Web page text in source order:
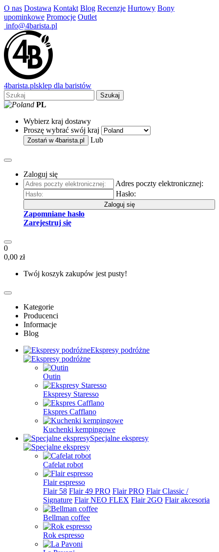
O nas Dostawa Kontakt Blog Recenzje Hurtowy Bony
upominkowe Promocje Outlet
info@4barista.pl
4barista.plsklep dla baristów
Szukaj
PL
Wybierz kraj dostawy
Proszę wybrać swój kraj
Zostań w 4barista.pl Lub
Zaloguj się
Adres poczty elektronicznej:
Hasło:
Zaloguj się
Zapomniane hasło
Zarejestruj się
0
0,00 zł
Twój koszyk zakupów jest pusty!
Kategorie
Producenci
Informacje
Blog
Ekspresy podróżne
Outin
Ekspresy Staresso
Ekspres Cafflano
Kuchenki kempingowe
Specjalne ekspresy
Cafelat robot
Flair espresso
Flair 58 Flair 49 PRO Flair PRO Flair Classic /
Signature Flair NEO FLEX Flair 2GO Flair akcesoria
Bellman coffee
Rok espresso